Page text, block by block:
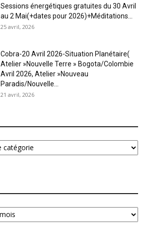
Sessions énergétiques gratuites du 30 Avril
au 2 Mai(+dates pour 2026)+Méditations...
25 avril, 2026
Cobra-20 Avril 2026-Situation Planétaire(
Atelier »Nouvelle Terre » Bogota/Colombie
Avril 2026, Atelier »Nouveau
Paradis/Nouvelle...
21 avril, 2026